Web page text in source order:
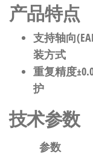
产品特点
支持轴向
装方式
重复精度
护
技术参数
参数